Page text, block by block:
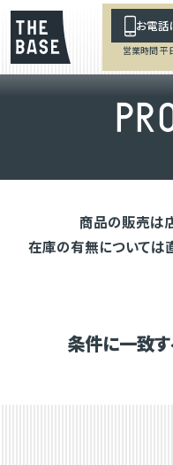
お電話
営業時間 平
PR
商品の販売は
在庫の有無については
条件に一致す